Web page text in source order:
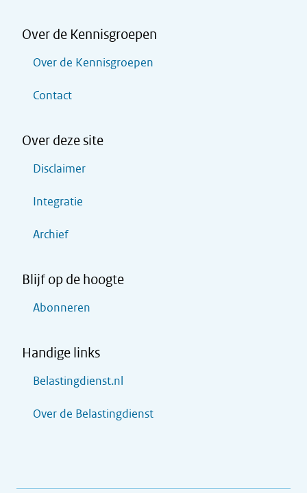
Over de Kennisgroepen
Over de Kennisgroepen
Contact
Over deze site
Disclaimer
Integratie
Archief
Blijf op de hoogte
Abonneren
Handige links
Belastingdienst.nl
Over de Belastingdienst